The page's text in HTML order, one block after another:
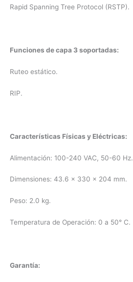
Rapid Spanning Tree Protocol (RSTP).
Funciones de capa 3 soportadas:
Ruteo estático.
RIP.
Características Físicas y Eléctricas:
Alimentación: 100-240 VAC, 50-60 Hz.
Dimensiones: 43.6 x 330 x 204 mm.
Peso: 2.0 kg.
Temperatura de Operación: 0 a 50° C.
Garantía: